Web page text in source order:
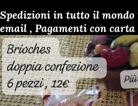
Spedizioni in tutto il
email , Pagamenti con